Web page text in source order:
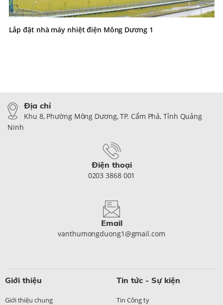
Lắp đặt nhà máy nhiệt điện Mông Dương 1
Địa chỉ
Khu 8, Phường Mông Dương, TP. Cẩm Phả, Tỉnh Quảng
Ninh
Điện thoại
0203 3868 001
Email
vanthumongduong1@gmail.com
Giới thiệu
Giới thiệu chung
Tin tức - Sự kiện
Tin Công ty